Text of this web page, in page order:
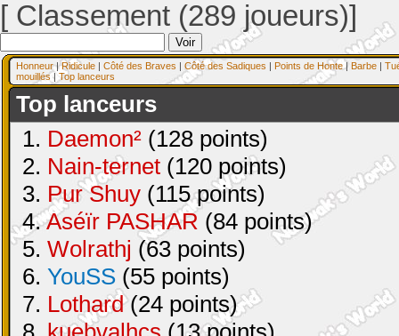
[ Classement (289 joueurs)]
Honneur|Ridicule | Côté des Braves | Côté des Sadiques | Points de Honte| Barbe |
mouillés| Top lanceurs
Top lanceurs
1. Daemon² (128 points)
2. Nain-ternet (120 points)
3. Pur Shuy (115 points)
4.Aséïr PASHAR (84 points)
5. Wolrathj (63 points)
6. YouSS (55 points)
7. Lothard(24 points)